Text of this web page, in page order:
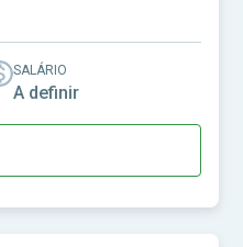
SALÁRIO
A definir